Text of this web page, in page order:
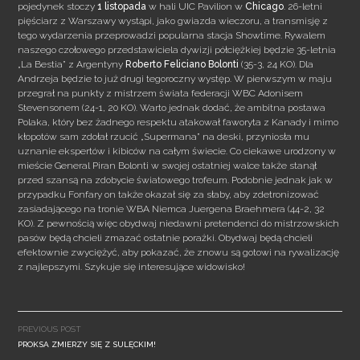
pojedynek stoczy1 listopada w hali UIC Pavilion w Chicago . 26-letni
pięściarz z Warszawy wystąpi, jako gwiazda wieczoru, a transmisję z
tego wydarzenia przeprowadzi popularna stacja Showtime. Rywalem
naszego czołowego przedstawiciela dywizji półciężkiej będzie 35-letnia
„La Bestia” z ArgentynyRoberto Feliciano Bolonti (35-3, 24 KO). Dla
Andrzeja będzie to już drugi tegoroczny występ. W pierwszym w maju
przegrał na punkty z mistrzem świata federacji WBC Adonisem
Stevensonem (24-1, 20 KO). Warto jednak dodać, że ambitna postawa
Polaka, który bez żadnego respektu atakował faworyta z Kanady i mimo
kłopotów sam zdołał rzucić „Supermana” na deski, przyniosła mu
uznanie ekspertów i kibiców na całym świecie. Co ciekawe urodzony w
mieście General Piran Bolonti w swojej ostatniej walce także stanął
przed szansą na zdobycie światowego trofeum. Podobnie jednak jak w
przypadku Fonfary on także okazał się za słaby, aby zdetronizować
zasiadającego na tronie WBA Niemca Juergena Braehmera (44-2, 32
KO). Z pewnością więc obydwaj niedawni pretendenci do mistrzowskich
pasów będą chcieli zmazać ostatnie porażki. Obydwaj będą chcieli
efektownie zwyciężyć, aby pokazać, że znowu są gotowi na rywalizację
z najlepszymi. Szykuje się interesujące widowisko!
navigation
PREVIOUS POST
PROKSA ZMIERZY SIĘ Z SULĘCKIM!